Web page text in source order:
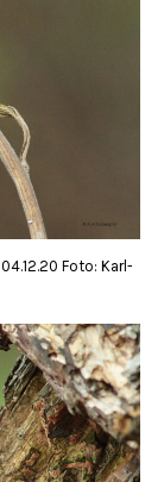
Foto: Karl-